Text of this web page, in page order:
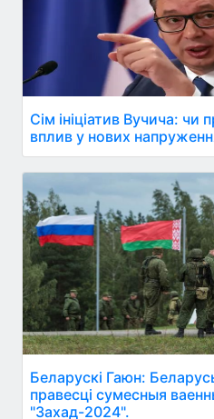
Сім ініціатив Вучича: чи
вплив у нових
Беларускі Гаюн:
правесці сумесныя
"Захад-2024".